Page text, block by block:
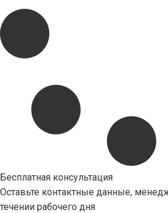
Бесплатная консультация
Оставьте контактные данные,
течении рабочего дня